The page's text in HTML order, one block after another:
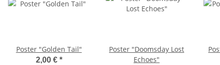
Poster "Golden Tail"
2,00 € *
Poster "Doomsday Lost
Echoes"